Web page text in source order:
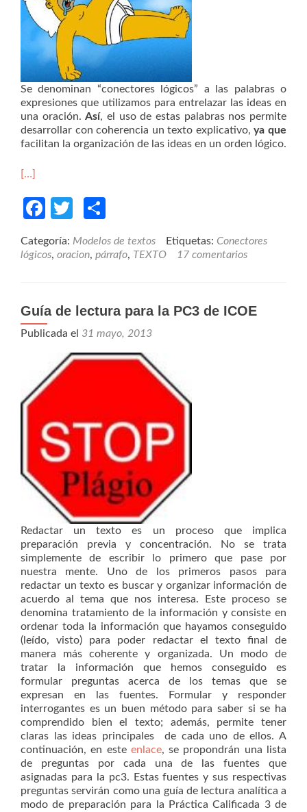
Se denominan “conectores lógicos” a las palabras o
expresiones que utilizamos para entrelazar las ideas en
una oración.Así, el uso de estas palabras nos permite
desarrollar con coherencia un texto explicativo,ya que
facilitan la organización de las ideas en un orden lógico.
[…]
Facebook
Twitter
Categoría: Modelos de textos Etiquetas: Conectores
lógicos, oracion, párrafo, TEXTO 17 comentarios
Guía de lectura para la PC3 de ICOE
Publicada el 31 mayo, 2013
Redactar un texto es un proceso que implica
preparación previa y concentración. No se trata
simplemente de escribir lo primero que pase por
nuestra mente. Uno de los primeros pasos para
redactar un texto es buscar y organizar información de
acuerdo al tema que nos interesa. Este proceso se
denomina tratamiento de la información y consiste en
ordenar toda la información que hayamos conseguido
(leído, visto) para poder redactar el texto final de
manera más coherente y organizada. Un modo de
tratar la información que hemos conseguido es
formular preguntas acerca de los temas que se
expresan en las fuentes. Formular y responder
interrogantes es un buen método para saber si se ha
comprendido bien el texto; además, permite tener
claras las ideas principales de cada uno de ellos. A
continuación, en este enlace, se propondrán una lista
de preguntas por cada una de las fuentes que
asignadas para la pc3. Estas fuentes y sus respectivas
preguntas servirán como una guía de lectura analítica a
modo de preparación para la Práctica Calificada 3 de